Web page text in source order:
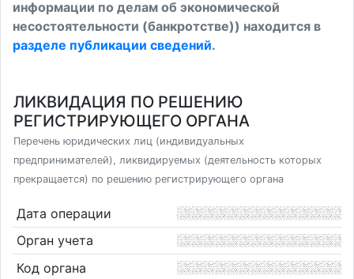
информации по делам об экономической
несостоятельности (банкротстве)) находится в
разделе публикации сведений.
ЛИКВИДАЦИЯ ПО РЕШЕНИЮ
РЕГИСТРИРУЮЩЕГО ОРГАНА
Перечень юридических лиц (индивидуальных
предпринимателей), ликвидируемых (деятельность которых
прекращается) по решению регистрирующего органа
Дата операции
Орган учета
Код органа